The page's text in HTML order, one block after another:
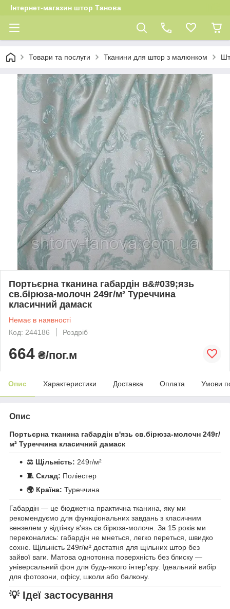
Інтернет-магазин штор Танова
Товари та послуги Тканини для штор з малюнком
Портьєрна тканина габардін в&#039;язь
св.бірюза-молочн 249г/м² Туреччина
класичний дамаск
Немає в наявності
Код: 244186
Роздріб
664 ₴/пог.м
Опис Характеристики Доставка Оплата Умови
Опис
Портьєрна тканина габардін в'язь св.бірюза-молочн 249г/
м² Туреччина класичний дамаск
⚖️ Щільність: 249г/м²
🧵 Склад: Поліестер
🌍 Країна: Туреччина
Габардін — це бюджетна практична тканина, яку ми
рекомендуємо для функціональних завдань з класичним
вензелем у відтінку в'язь св.бірюза-молочн. За 15 років ми
переконались: габардін не мнеться, легко переться, швидко
сохне. Щільність 249г/м² достатня для щільних штор без
зайвої ваги. Матова однотонна поверхність без блиску —
універсальний фон для будь-якого інтер'єру. Ідеальний вибір
для фотозони, офісу, школи або балкону.
💡 Ідеї застосування